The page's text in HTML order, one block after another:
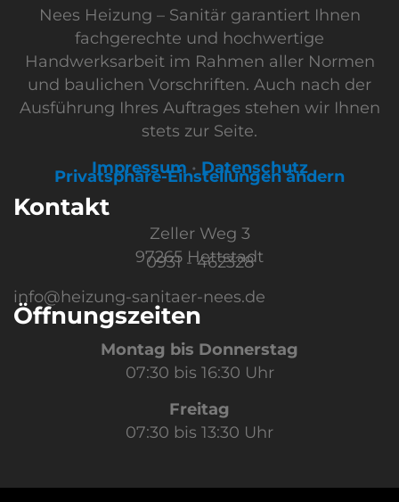
Nees Heizung – Sanitär garantiert Ihnen
fachgerechte und hochwertige
Handwerksarbeit im Rahmen aller Normen
und baulichen Vorschriften. Auch nach der
Ausführung Ihres Auftrages stehen wir Ihnen
stets zur Seite.
Impressum • Datenschutz
Privatsphäre-Einstellungen ändern
Kontakt
Zeller Weg 3
97265 Hettstadt
0931 - 462328
info@heizung-sanitaer-nees.de
Öffnungszeiten
Montag bis Donnerstag
07:30 bis 16:30 Uhr
Freitag
07:30 bis 13:30 Uhr